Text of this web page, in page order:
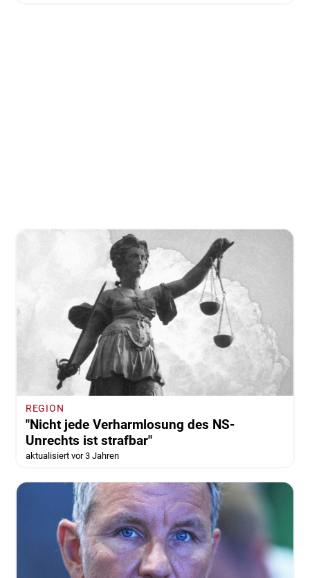
REGION
"Nicht jede Verharmlosung des NS-
Unrechts ist strafbar"
aktualisiert vor 3 Jahren